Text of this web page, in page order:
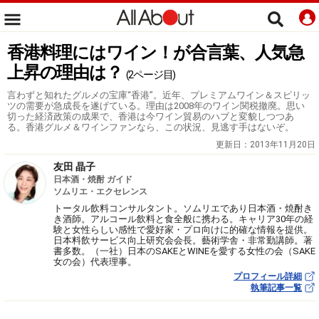
香港料理にはワイン！が合言葉、人気急
上昇の理由は？ (2ページ目)
言わずと知れたグルメの宝庫“香港”。近年、プレミアムワイン＆スピリッ
ツの需要が急成長を遂げている。理由は2008年のワイン関税撤廃。思い
切った経済政策の成果で、香港は今ワイン貿易のハブと変貌しつつあ
る。香港グルメ＆ワインファンなら、この状況、見逃す手はないぞ。
更新日： 2013年11月20日
友田 晶子
日本酒・焼酎 ガイド
ソムリエ・エクセレンス
トータル飲料コンサルタント。ソムリエであり日本酒・焼酎き
き酒師。アルコール飲料と食全般に携わる。キャリア30年の経
験と女性らしい感性で愛好家・プロ向けに的確な情報を提供。
日本料飲サービス向上研究会会長。藝術学舎・非常勤講師。著
書多数。（一社）日本のSAKEとWINEを愛する女性の会（SAKE
女の会）代表理事。
プロフィール詳細
執筆記事一覧